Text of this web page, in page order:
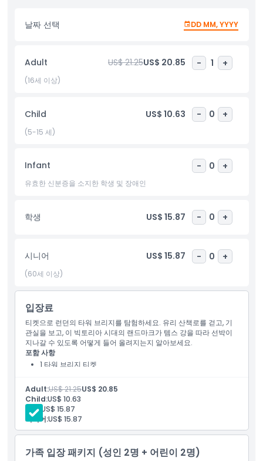
브리지 방문은 단순한 관광을 넘어 역사, 혁신, 디자인을 체험하는 여
정입니다. 역사 애호가, 건축 팬 또는 숨 막히는 전망을 원하는 누구
권은 온라인으로 미리 예약하여 입장 보장 및 대기 시간을 줄이세요.
포함 사항
아동 성인 정책
위치
가는 방법
교환 방법
취소 정책
날짜 선택 DD MM, YYYY
Adult US$ 21.25US$ 20.85 - 1 +
(16세 이상)
Child US$ 10.63 - 0 +
(5-15 세)
Infant - 0 +
유효한 신분증을 소지한 학생 및 장애인
학생 US$ 15.87 - 0 +
시니어 US$ 15.87 - 0 +
(60세 이상)
입장료
티켓으로 런던의 타워 브리지를 탐험하세요. 유리 산책로를 걷고, 기
관실을 보고, 이 빅토리아 시대의 랜드마크가 템스 강을 따라 선박이
지나갈 수 있도록 어떻게 들어 올려지는지 알아보세요.
포함 사항
1 타워 브리지 티켓
Adult:US$ 21.25US$ 20.85
Child:US$ 10.63
학생: US$ 15.87
시니어:US$ 15.87
가족 입장 패키지 (성인 2명 + 어린이 2명)